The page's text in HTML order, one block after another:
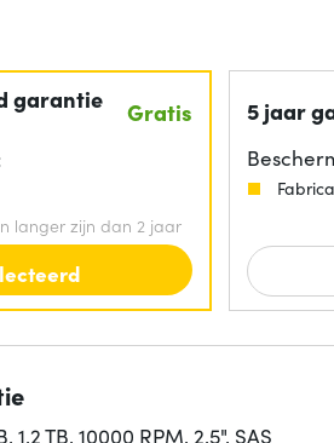
garantie Gratis
langer zijn dan 2 jaar
5 jaar
1,2 TB, 10000 RPM, 2.5", SAS